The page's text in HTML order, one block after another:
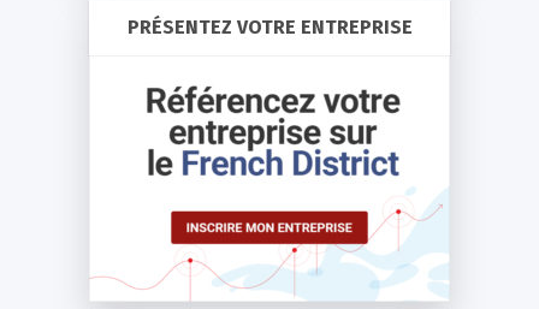
PRÉSENTEZ VOTRE ENTREPRISE